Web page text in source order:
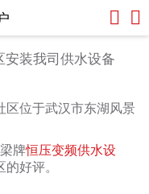
装我司供水设备
区位于武汉市东湖风景
牌恒压变频供水设
好评。